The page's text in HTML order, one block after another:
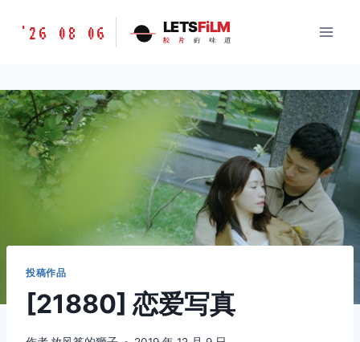
胶
味
道
LETSFILM
'26 08 06 LETSFiLM
胶 片 的 味 道
投稿作品
[21880] 恋爱写真